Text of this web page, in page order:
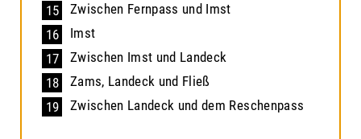
15
Zwischen Fernpass und Imst
16
Imst
17
Zwischen Imst und Landeck
18
Zams, Landeck und Fließ
19
Zwischen Landeck und dem Reschenpass